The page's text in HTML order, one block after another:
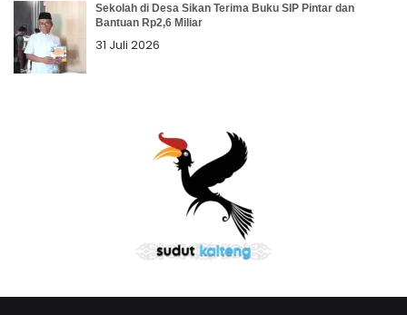
Sekolah di Desa Sikan Terima Buku SIP Pintar dan
Bantuan Rp2,6 Miliar
31 Juli 2026